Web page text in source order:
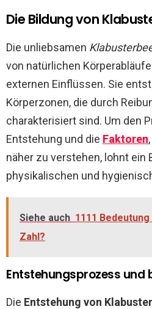
Die Bildung von
Die unliebsamen
von natürlichen
externen Einflüssen. Sie
Körperzonen, die durch
charakterisiert sind. Um den
Entstehung und die Faktoren
näher zu verstehen, lohnt ein
physikalischen und
Siehe auch 1111
Zahl?
Entstehungsprozess und
Die Entstehung von